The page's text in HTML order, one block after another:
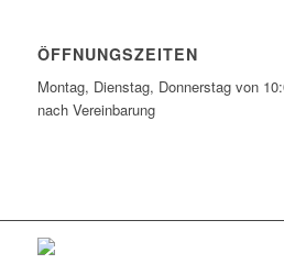
ÖFFNUNGSZEITEN
Montag, Dienstag, Donnerstag von
nach Vereinbarung